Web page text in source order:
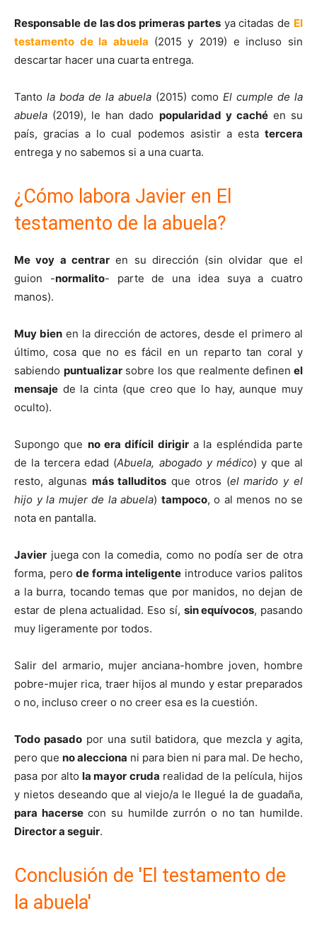
Responsable de las dos primeras partesya citadas de El
testamento de la abuela (2015 y 2019) e incluso sin
descartar hacer una cuarta entrega.
Tanto la boda de la abuela (2015) como El cumple de la
abuela (2019), le han dado popularidad y cachéen su
país, gracias a lo cual podemos asistir a esta tercera
entrega y no sabemos si a una cuarta.
¿Cómo labora Javier en El
testamento de la abuela?
Me voy a centraren su dirección (sin olvidar que el
guion -normalito- parte de una idea suya a cuatro
manos).
Muy bienen la dirección de actores, desde el primero al
último, cosa que no es fácil en un reparto tan coral y
sabiendo puntualizarsobre los que realmente definen el
mensaje de la cinta (que creo que lo hay, aunque muy
oculto).
Supongo que no era difícil dirigira la espléndida parte
de la tercera edad (Abuela, abogado y médico) y que al
resto, algunas más talluditos que otros (el marido y el
hijo y la mujer de la abuela) tampoco, o al menos no se
nota en pantalla.
Javier juega con la comedia, como no podía ser de otra
forma, perode forma inteligente introduce varios palitos
a la burra, tocando temas que por manidos, no dejan de
estar de plena actualidad. Eso sí, sin equívocos, pasando
muy ligeramente por todos.
Salir del armario, mujer anciana-hombre joven, hombre
pobre-mujer rica, traer hijos al mundo y estar preparados
o no, incluso creer o no creer esa es la cuestión.
Todo pasadopor una sutil batidora, que mezcla y agita,
pero que no alecciona ni para bien ni para mal. De hecho,
pasa por alto la mayor cruda realidad de la película, hijos
y nietos deseando que al viejo/a le llegué la de guadaña,
para hacersecon su humilde zurrón o no tan humilde.
Director a seguir.
Conclusión de 'El testamento de
la abuela'